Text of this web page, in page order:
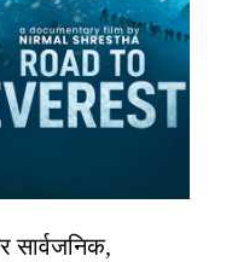
सार्वजनिक,